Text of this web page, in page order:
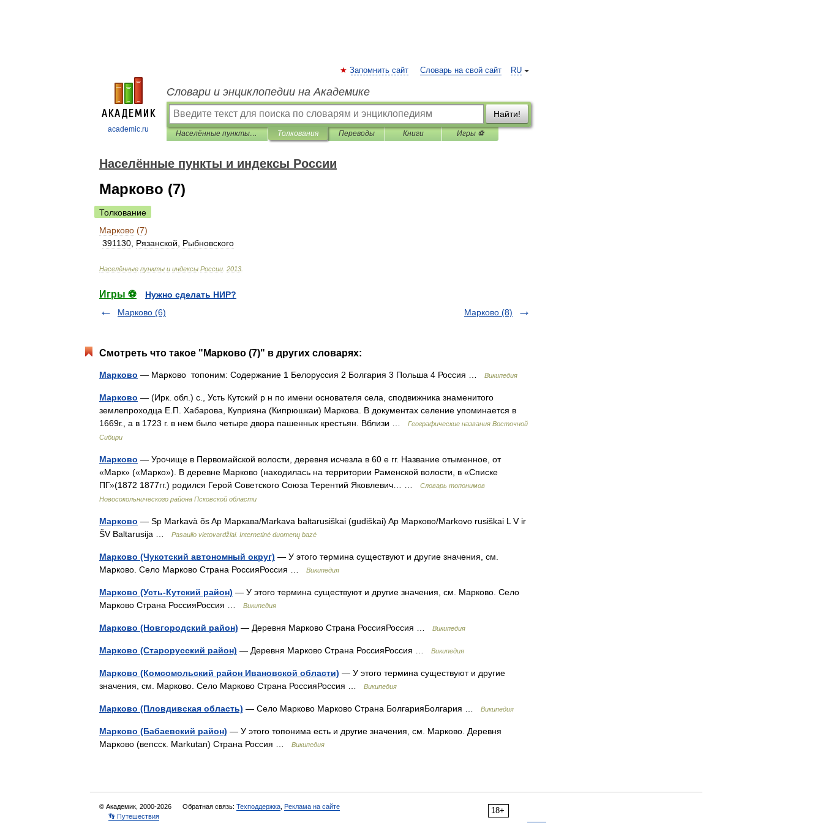
academic.ru
RU
Запомнить сайт Словарь на свой сайт
Словари и энциклопедии на Академике
Найти!
Населённые пункты и индексы России Толкования Переводы Книги Игры ⚽
Населённые пункты и индексы России
Марково (7)
Толкование
Марково (7)
391130 Рязанской Рыбновского
Населённые пункты и индексы России 2013
Игры ⚽
Нужно сделать НИР?
Марково (6)
Марково (8)
Смотреть что такое "Марково (7)" в других словарях:
Марково — Марково топоним: Содержание 1 Белоруссия 2 Болгария 3 Польша 4 Россия … Википедия
Марково — (Ирк. обл.) с., Усть Кутский р н по имени основателя села, сподвижника знаменитого
землепроходца Е.П. Хабарова, Куприяна (Кипрюшкаи) Маркова. В документах селение упоминается в
1669г., а в 1723 г. в нем было четыре двора пашенных крестьян. Вблизи …
Географические названия Восточной
Сибири
Марково — Урочище в Первомайской волости, деревня исчезла в 60 е гг. Название отыменное, от
«Марк» («Марко»). В деревне Марково (находилась на территории Раменской волости, в «Списке
ПГ»(1872 1877гг.) родился Герой Советского Союза Терентий Яковлевич… …
Словарь топонимов
Новосокольнического района Псковской области
Марково — Sp Markavà õs Ap Маркава/Markava baltarusiškai (gudiškai) Ap Марково/Markovo rusiškai L V ir
ŠV Baltarusija …
Pasaulio vietovardžiai. Internetinė duomenų bazė
Марково (Чукотский автономный округ) — У этого термина существуют и другие значения, см.
Марково. Село Марково Страна РоссияРоссия …
Википедия
Марково (Усть-Кутский район) — У этого термина существуют и другие значения, см. Марково. Село
Марково Страна РоссияРоссия …
Википедия
Марково (Новгородский район) — Деревня Марково Страна РоссияРоссия … Википедия
Марково (Старорусский район) — Деревня Марково Страна РоссияРоссия … Википедия
Марково (Комсомольский район Ивановской области) — У этого термина существуют и другие
значения, см. Марково. Село Марково Страна РоссияРоссия …
Википедия
Марково (Пловдивская область) — Село Марково Марково Страна БолгарияБолгария … Википедия
Марково (Бабаевский район) — У этого топонима есть и другие значения, см. Марково. Деревня
Марково (вепсск. Markutan) Страна Россия …
Википедия
18+
© Академик, 2000-2026 Обратная связь: Техподдержка Реклама на сайте
👣 Путешествия